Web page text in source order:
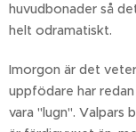
huvudbonader så
helt odramatiskt.
Imorgon är det
uppfödare har
vara "lugn".